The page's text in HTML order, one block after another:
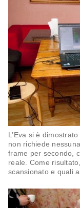
L’Eva si è
non richiede
frame per secondo,
reale. Come
scansionato e quali